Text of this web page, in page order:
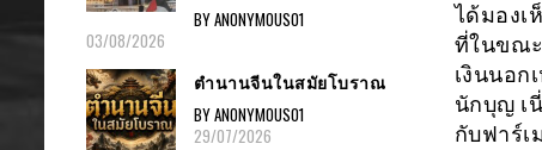
ได้มองเ
ที่ในขณะ
เงินนอก
นักบุญ เ
กับฟาร์เ
BY ANONYMOUS01
03/08/2026
ตำนานจีนในสมัยโบราณ
BY ANONYMOUS01
29/07/2026